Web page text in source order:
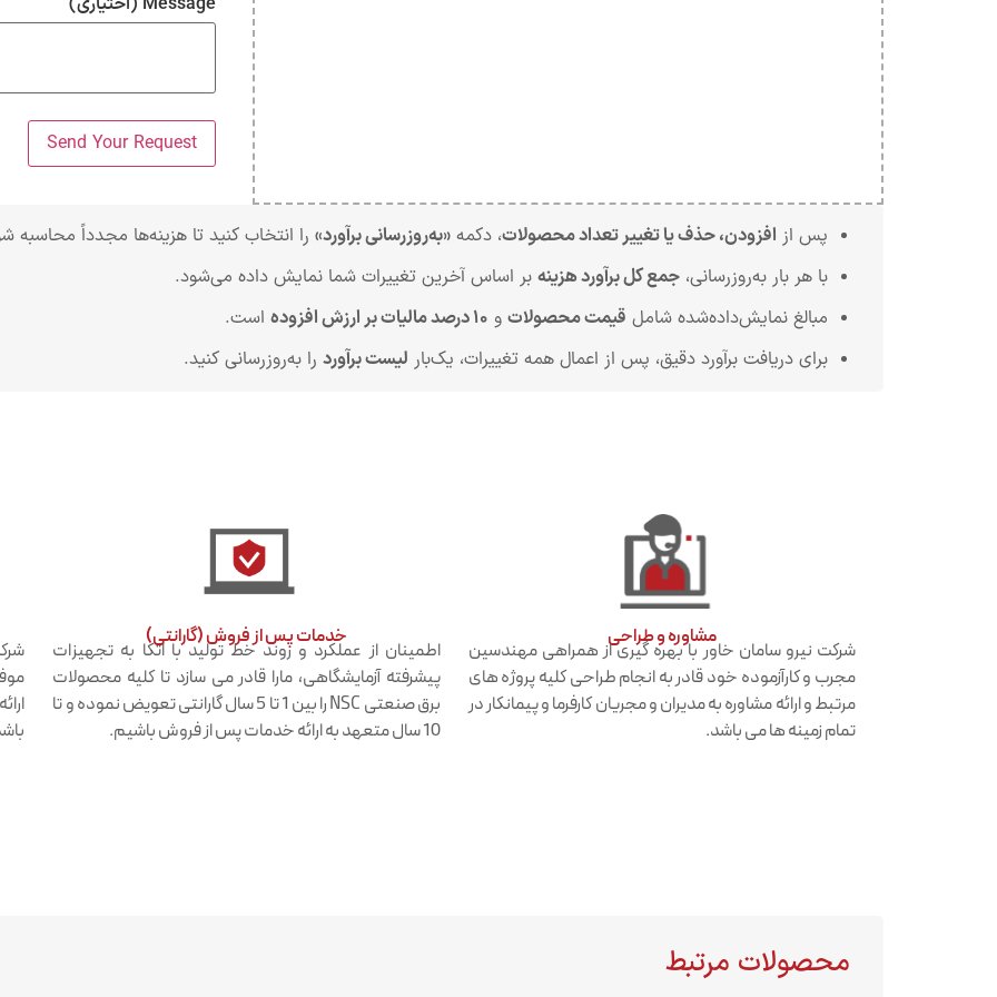
پس از افزودن، حذف یا تغییر تعداد محصولات، دکمه «به‌روزرسانی برآورد» را انتخاب کنید تا هزینه‌ها مجدداً محاسبه
با هر بار به‌روزرسانی، جمع کل برآورد هزینه بر اساس آخرین تغییرات شما نمایش داده می‌شود.
مبالغ نمایش‌داده‌شده شامل قیمت محصولات و ۱۰ درصد مالیات بر ارزش افزوده
است.
برای دریافت برآورد دقیق، پس از اعمال همه تغییرات، یک‌بار لیست برآورد را به‌روزرسانی کنید.
مشاوره و طراحی
شرکت نیرو سامان خاور با بهره گیری از همراهی مهندسین
مجرب و کارآزموده خود قادر به انجام طراحی کلیه پروژه های
مرتبط و ارائه مشاوره به مدیران و مجریان کارفرما و پیمانکار در
تمام زمینه ها می باشد.
خدمات پس از فروش (گارانتی)​
اطمینان از عملکرد و روند خط تولید با اتکا به تجهیزات
پیشرفته آزمایشگاهی، مارا قادر می سازد تا کلیه محصولات
برق صنعتی NSC را بین 1 تا 5 سال گارانتی تعویض نموده و تا
10 سال متعهد به ارائه خدمات پس از فروش باشیم.
محصولات مرتبط